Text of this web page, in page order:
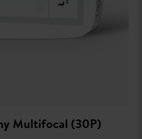
Multifocal (30P)